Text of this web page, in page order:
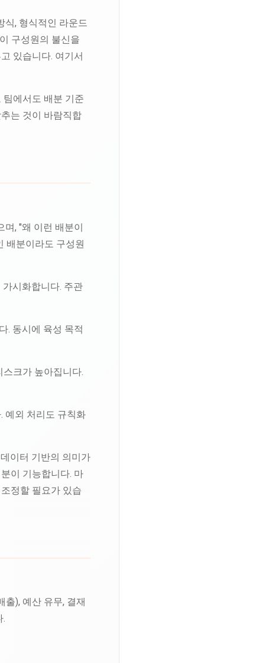
식, 형식적인 라운드
구성원의 불신을
있습니다. 여기서
에서도 배분 기준
는 것이 바람직합
, "왜 이런 배분이
배분이라도 구성원
시화합니다. 주관
. 동시에 육성 목적
크가 높아집니다.
예외 처리도 규칙화
이터 기반의 의미가
이 기능합니다. 마
정할 필요가 있습
), 예산 유무, 결재
.